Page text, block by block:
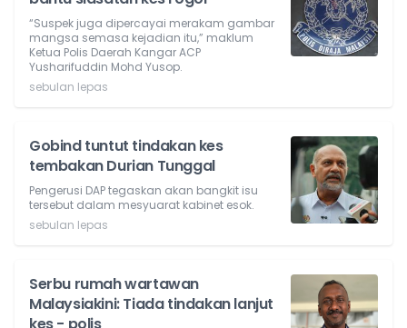
“Suspek juga dipercayai merakam gambar
mangsa semasa kejadian itu,” maklum
Ketua Polis Daerah Kangar ACP
Yusharifuddin Mohd Yusop.
sebulan lepas
Gobind tuntut tindakan kes
tembakan Durian Tunggal
Pengerusi DAP tegaskan akan bangkit isu
tersebut dalam mesyuarat kabinet esok.
sebulan lepas
Serbu rumah wartawan
Malaysiakini: Tiada tindakan lanjut